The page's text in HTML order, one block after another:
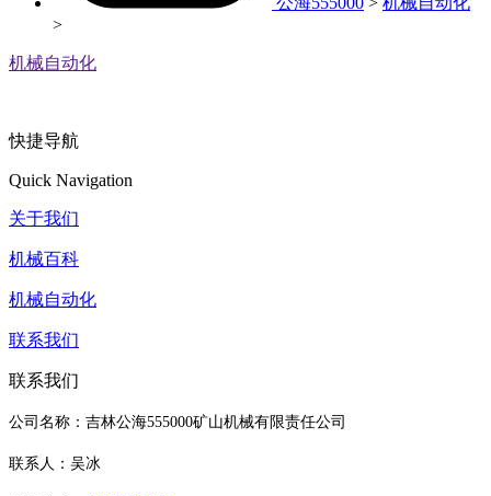
>
机械自动化
快捷导航
Quick Navigation
关于我们
机械百科
机械自动化
联系我们
联系我们
公司名称：吉林公海555000矿山机械有限责任公司
联系人：吴冰